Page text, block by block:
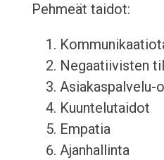
Pehmeät taidot:
Negaatiivisten
Asiakaspalvelu-
Kuuntelutaidot
Empatia
Ajanhallinta